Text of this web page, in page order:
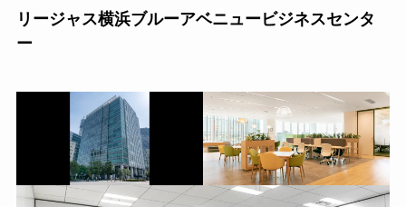
リージャス横浜ブルーアベニュービジネスセンタ
ー